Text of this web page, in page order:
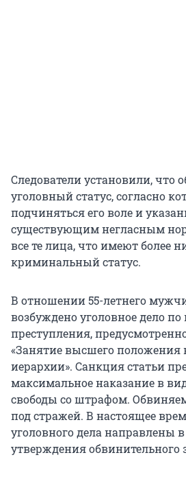
Следователи установили, что
уголовный статус, согласно
подчиняться его воле и
существующим негласным
все те лица, что имеют более
криминальный статус.
В отношении 55-летнего
возбуждено уголовное дело
преступления,
«Занятие высшего положения
иерархии». Санкция статьи
максимальное наказание в
свободы со штрафом.
под стражей. В настоящее
уголовного дела направлены
утверждения обвинительного